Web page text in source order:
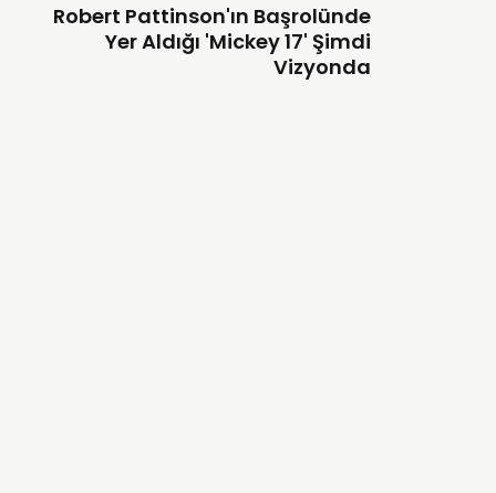
Robert Pattinson'ın Başrolünde
Yer Aldığı 'Mickey 17' Şimdi
Vizyonda